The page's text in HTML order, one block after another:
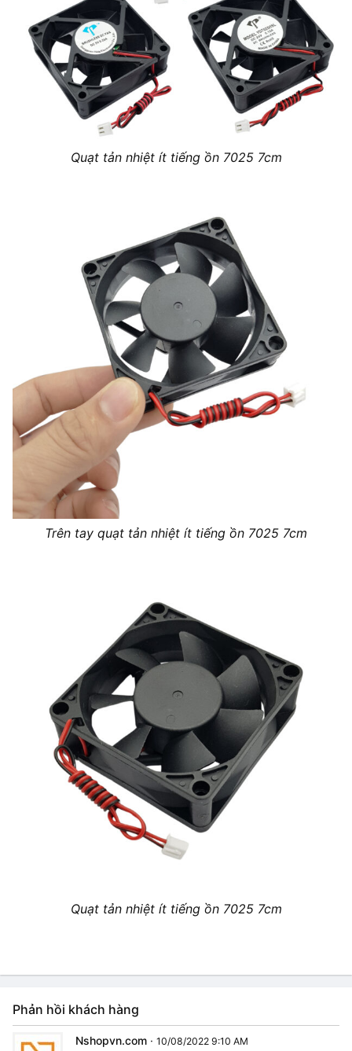
Quạt tản nhiệt ít tiếng ồn 7025 7cm
Trên tay quạt tản nhiệt ít tiếng ồn 7025 7cm
Quạt tản nhiệt ít tiếng ồn 7025 7cm
Phản hồi khách hàng
Nshopvn.com · 10/08/2022 9:10 AM